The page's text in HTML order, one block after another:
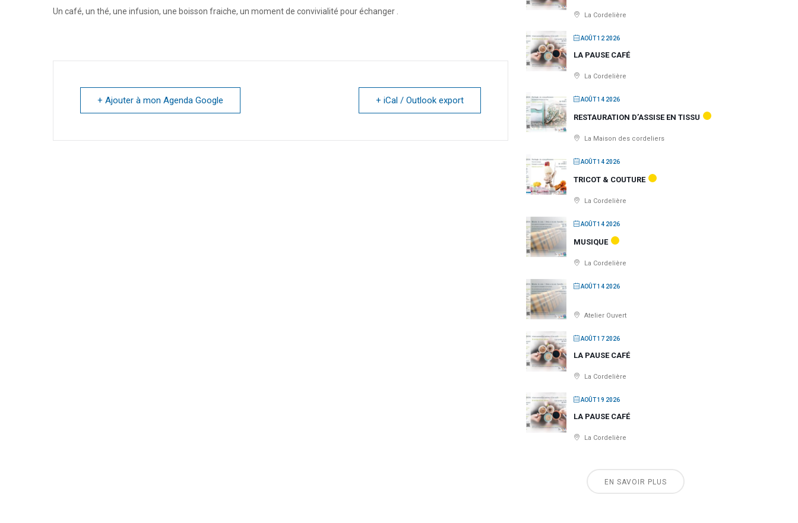
Un café, un thé, une infusion, une boisson fraiche, un moment de convivialité pour échanger .
+ Ajouter à mon Agenda Google + iCal / Outlook export
La Cordelière
AOÛT 12 2026
LA PAUSE CAFÉ
La Cordelière
AOÛT 14 2026
RESTAURATION D’ASSISE EN TISSU
La Maison des cordeliers
AOÛT 14 2026
TRICOT & COUTURE
La Cordelière
AOÛT 14 2026
MUSIQUE
La Cordelière
AOÛT 14 2026
Atelier Ouvert
AOÛT 17 2026
LA PAUSE CAFÉ
La Cordelière
AOÛT 19 2026
LA PAUSE CAFÉ
La Cordelière
EN SAVOIR PLUS